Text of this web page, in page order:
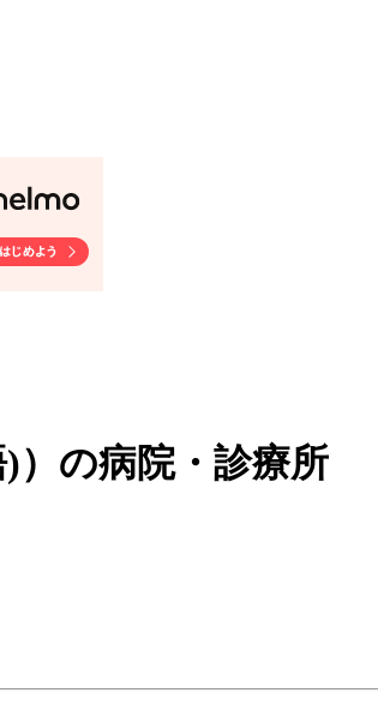
） の病院・診療所